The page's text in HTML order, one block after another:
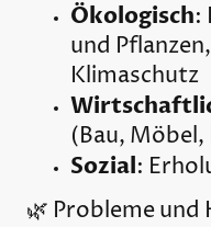
Ökologisch:
und
Klimaschutz
(Bau, Möbel,
Sozial:
🌿 Probleme